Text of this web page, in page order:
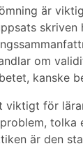
är
om
kanske
viktigt för
är den